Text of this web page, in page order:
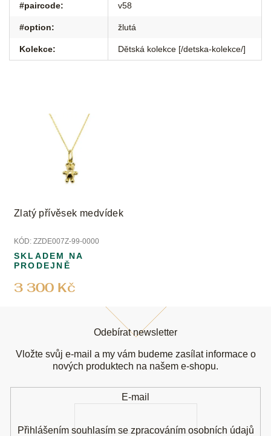
#paircode: v58
#option: žlutá
Kolekce: Dětská kolekce [/detska-kolekce/]
Zlatý přívěsek medvídek
KÓD: ZZDE007Z-99-0000
3 300 Kč
SKLADEM NA
PRODEJNĚ
Odebírat newsletter
Vložte svůj e-mail a my vám budeme zasílat informace o
nových produktech na našem e-shopu.
E-mail
Přihlášením souhlasím se zpracováním osobních údajů